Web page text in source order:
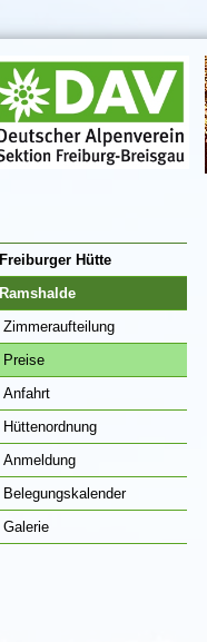
Freiburger Hütte
Ramshalde
Zimmeraufteilung
Preise
Anfahrt
Hüttenordnung
Anmeldung
Belegungskalender
Galerie